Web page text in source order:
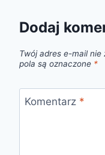
Dodaj
Twój adres e-mail nie
pola są oznaczone *
Komentarz *